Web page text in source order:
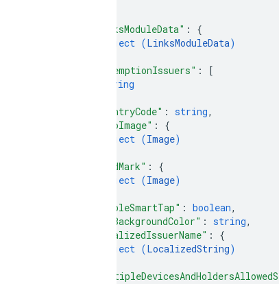
"linksModuleData" : {
object (LinksModuleData)
"redemptionIssuers" :
[
string
"countryCode" : string,
"heroImage" : {
object (Image)
"wordMark" : {
object (Image)
"enableSmartTap" : boolean,
"hexBackgroundColor" : string,
"localizedIssuerName" : {
object (LocalizedString)